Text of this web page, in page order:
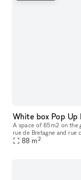
White box Pop Up
A space of ​​65m2 on the
rue de Bretagne and rue
racks, furniture, picture
88 m2